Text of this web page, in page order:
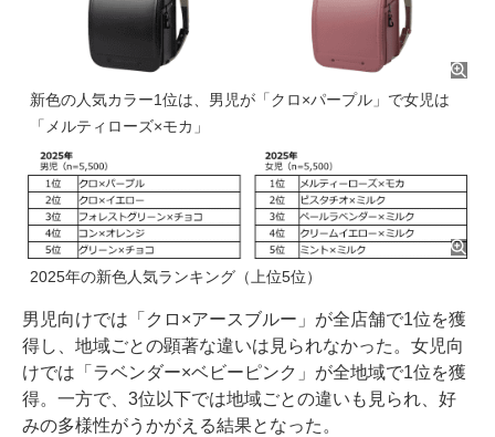
新色の人気カラー1位は、男児が「クロ×パープル」で女児は
「メルティローズ×モカ」
2025年の新色人気ランキング（上位5位）
男児向けでは「クロ×アースブルー」が全店舗で1位を獲
得し、地域ごとの顕著な違いは見られなかった。女児向
けでは「ラベンダー×ベビーピンク」が全地域で1位を獲
得。一方で、3位以下では地域ごとの違いも見られ、好
みの多様性がうかがえる結果となった。